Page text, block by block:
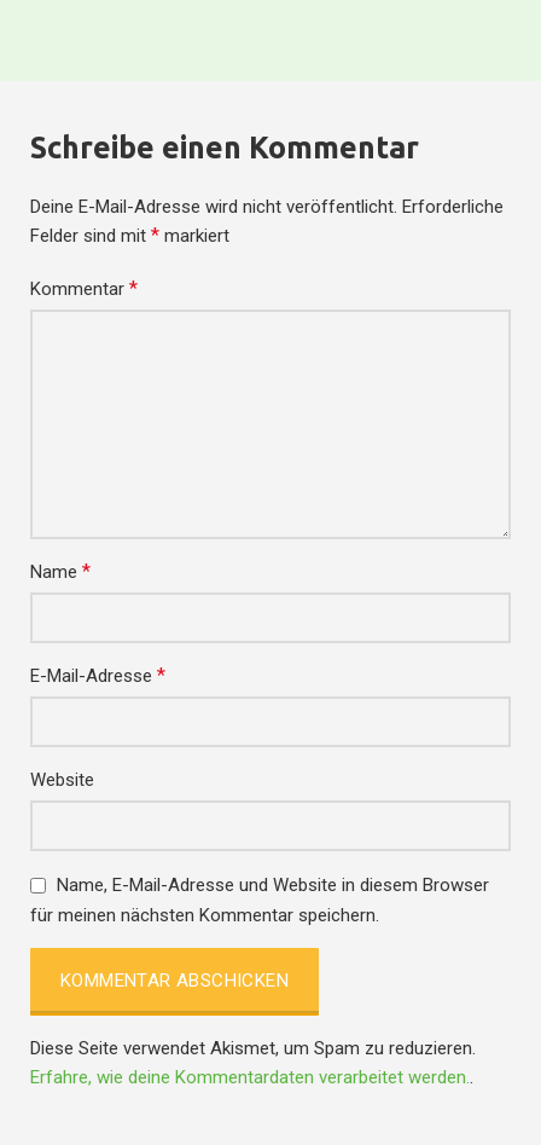
Schreibe einen Kommentar
Deine E-Mail-Adresse wird nicht veröffentlicht. Erforderliche
Felder sind mit * markiert
Kommentar *
Name *
E-Mail-Adresse *
Website
Name, E-Mail-Adresse und Website in diesem Browser
für meinen nächsten Kommentar speichern.
Diese Seite verwendet Akismet, um Spam zu reduzieren.
Erfahre, wie deine Kommentardaten verarbeitet werden..